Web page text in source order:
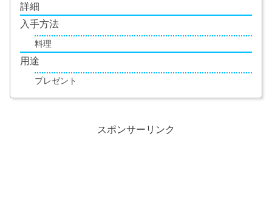
詳細
入手方法
料理
用途
プレゼント
スポンサーリンク